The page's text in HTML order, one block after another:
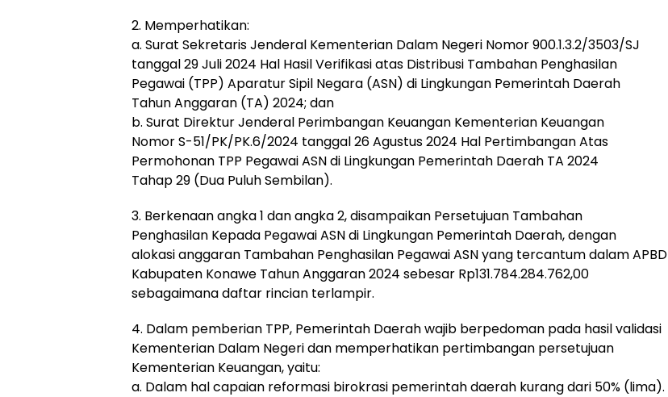
2. Memperhatikan:
a. Surat Sekretaris Jenderal Kementerian Dalam Negeri Nomor 900.1.3.2/3503/SJ
tanggal 29 Juli 2024 Hal Hasil Verifikasi atas Distribusi Tambahan Penghasilan
Pegawai (TPP) Aparatur Sipil Negara (ASN) di Lingkungan Pemerintah Daerah
Tahun Anggaran (TA) 2024; dan
b. Surat Direktur Jenderal Perimbangan Keuangan Kementerian Keuangan
Nomor S-51/PK/PK.6/2024 tanggal 26 Agustus 2024 Hal Pertimbangan Atas
Permohonan TPP Pegawai ASN di Lingkungan Pemerintah Daerah TA 2024
Tahap 29 (Dua Puluh Sembilan).
3. Berkenaan angka 1 dan angka 2, disampaikan Persetujuan Tambahan
Penghasilan Kepada Pegawai ASN di Lingkungan Pemerintah Daerah, dengan
alokasi anggaran Tambahan Penghasilan Pegawai ASN yang tercantum dalam APBD
Kabupaten Konawe Tahun Anggaran 2024 sebesar Rp131.784.284.762,00
sebagaimana daftar rincian terlampir.
4. Dalam pemberian TPP, Pemerintah Daerah wajib berpedoman pada hasil validasi
Kementerian Dalam Negeri dan memperhatikan pertimbangan persetujuan
Kementerian Keuangan, yaitu:
a. Dalam hal capaian reformasi birokrasi pemerintah daerah kurang dari 50% (lima).